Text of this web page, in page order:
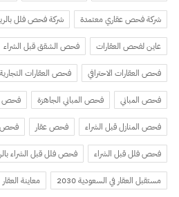
شركة فحص عقاري معتمدة شركة فحص فلل
عاين لفحص العقارات فحص الشقق قبل الشراء
فحص العقارات الاحترافي فحص العقارات التجارية
فحص المباني فحص المباني الجاهزة فحص
فحص المنازل قبل الشراء فحص عقار فحص
فحص فلل قبل الشراء فحص فلل قبل الشراء
مستقبل العقار في السعودية 2030 معاينة العقار